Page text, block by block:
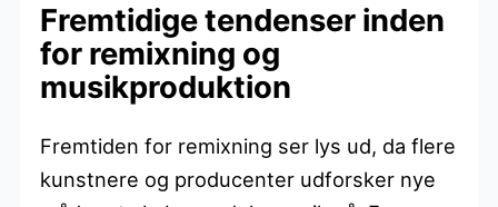
Fremtidige tendenser inden
for remixning og
musikproduktion
Fremtiden for remixning ser lys ud, da flere
kunstnere og producenter udforsker nye